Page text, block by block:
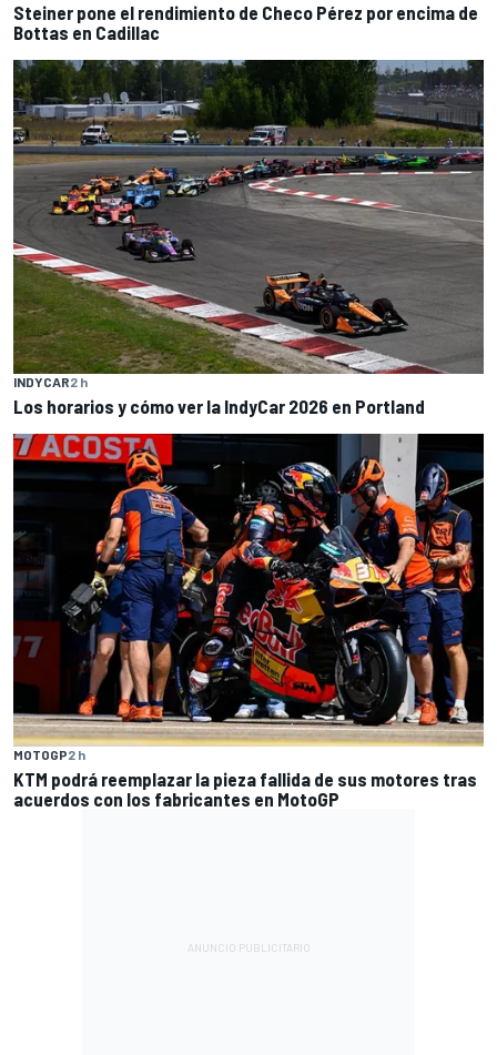
Steiner pone el rendimiento de Checo Pérez por encima de
Bottas en Cadillac
INDYCAR2 h
Los horarios y cómo ver la IndyCar 2026 en Portland
MOTOGP2 h
KTM podrá reemplazar la pieza fallida de sus motores tras
acuerdos con los fabricantes en MotoGP